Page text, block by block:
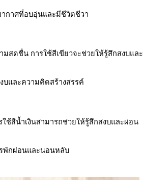
ากาศที่อบอุ่นและมีชีวิตชีวา
มสดชื่น การใช้สีเขียวจะช่วยให้รู้สึกสงบและ
บและความคิดสร้างสรรค์
ช้สีน้ำเงินสามารถช่วยให้รู้สึกสงบและผ่อน
พักผ่อนและนอนหลับ